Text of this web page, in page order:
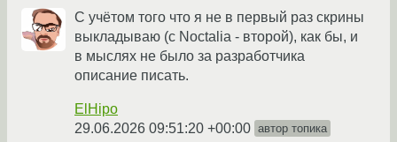
С учётом того что я не в первый раз скрины
выкладываю (с Noctalia - второй), как бы, и
в мыслях не было за разработчика
описание писать.
ElHipo
29.06.2026 09:51:20 +00:00 автор топика